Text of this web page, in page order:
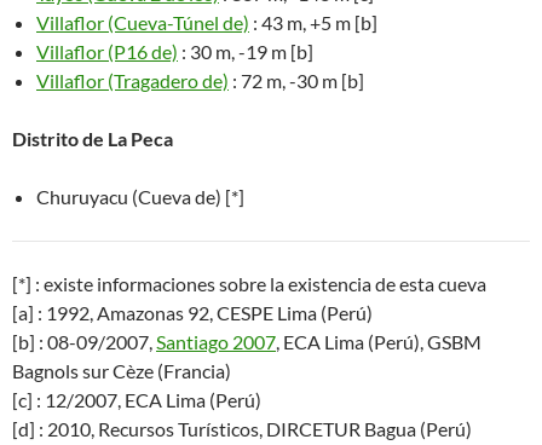
Villaflor (Cueva-Túnel de) : 43 m, +5 m [b]
Villaflor (P16 de) : 30 m, -19 m [b]
Villaflor (Tragadero de) : 72 m, -30 m [b]
Distrito de La Peca
Churuyacu (Cueva de) [*]
[*] : existe informaciones sobre la existencia de esta cueva
[a] : 1992, Amazonas 92, CESPE Lima (Perú)
[b] : 08-09/2007,Santiago 2007, ECA Lima (Perú), GSBM
Bagnols sur Cèze (Francia)
[c] : 12/2007, ECA Lima (Perú)
[d] : 2010, Recursos Turísticos, DIRCETUR Bagua (Perú)